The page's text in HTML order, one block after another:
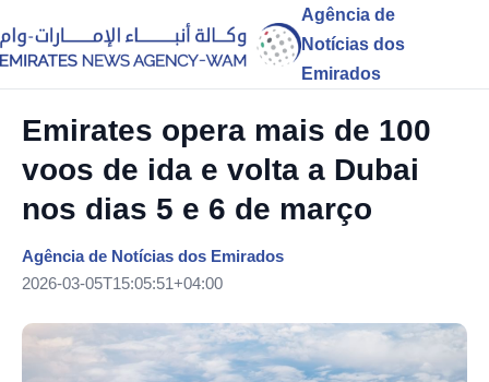
Agência de
Notícias dos
Emirados
Emirates opera mais de 100
voos de ida e volta a Dubai
nos dias 5 e 6 de março
Agência de Notícias dos Emirados
2026-03-05T15:05:51+04:00